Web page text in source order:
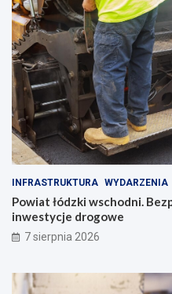
INFRASTRUKTURA WYDARZENIA
Powiat łódzki wschodni.
inwestycje drogowe
7 sierpnia 2026